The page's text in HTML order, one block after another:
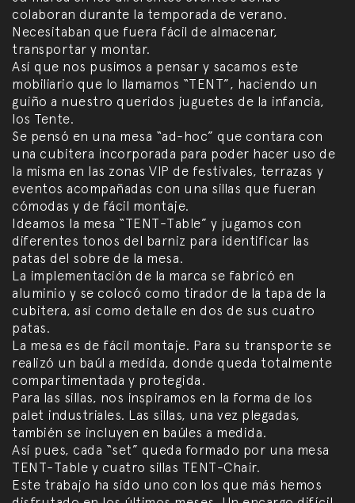
colaboran durante la temporada de verano.
Necesitaban que fuera fácil de almacenar,
transportar y montar.
Así que nos pusimos a pensar y sacamos este
mobiliario que lo llamamos “TENT”, haciendo un
guiño a nuestro queridos juguetes de la infancia,
los Tente.
Se pensó en una mesa “ad-hoc” que contara con
una cubitera incorporada para poder hacer uso de
la misma en las zonas VIP de festivales, terrazas y
eventos acompañadas con una sillas que fueran
cómodas y de fácil montaje.
Ideamos la mesa “TENT-Table” y jugamos con
diferentes tonos del barniz para identificar las
patas del sobre de la mesa.
La implementación de la marca se fabricó en
aluminio y se colocó como tirador de la tapa de la
cubitera, así como detalle en dos de sus cuatro
patas.
La mesa es de fácil montaje. Para su transporte se
realizó un baúl a medida, donde queda totalmente
compartimentada y protegida.
Para las sillas, nos inspiramos en la forma de los
palet industriales. Las sillas, una vez plegadas,
también se incluyen en baúles a medida.
Así pues, cada “set” queda formado por una mesa
TENT-Table y cuatro sillas TENT-Chair.
Este trabajo ha sido uno con los que más hemos